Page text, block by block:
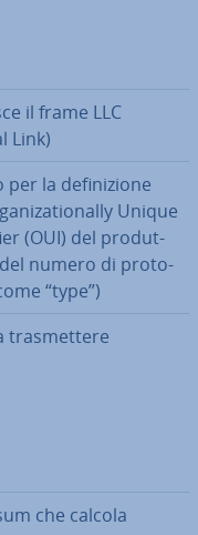
il frame LLC
Link)
per la de­fi­ni­zio­ne
Unique
(OUI) del pro­dut­
numero di pro­to­
“type”)
tra­smet­te­re
che calcola